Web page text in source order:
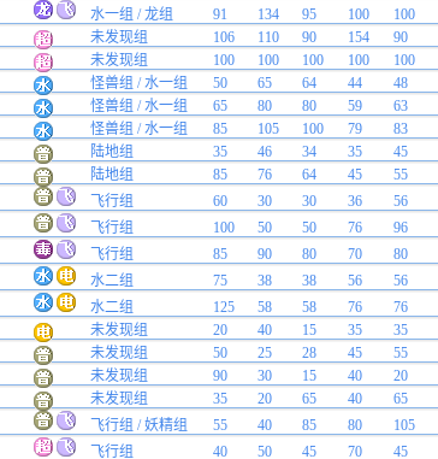
水一组 / 龙组 91 134 95 100 100
未发现组 106 110 90 154 90
未发现组 100 100 100 100 100
怪兽组 / 水一组 50 65 64 44 48
怪兽组 / 水一组 65 80 80 59 63
怪兽组 / 水一组 85 105 100 79 83
陆地组 35 46 34 35 45
陆地组 85 76 64 45 55
飞行组 60 30 30 36 56
飞行组 100 50 50 76 96
飞行组 85 90 80 70 80
水二组 75 38 38 56 56
水二组 125 58 58 76 76
未发现组 20 40 15 35 35
未发现组 50 25 28 45 55
未发现组 90 30 15 40 20
未发现组 35 20 65 40 65
飞行组 / 妖精组 55 40 85 80 105
飞行组 40 50 45 70 45